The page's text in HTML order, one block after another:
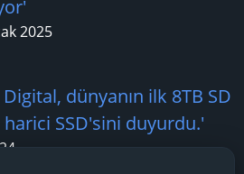
2025
dünyanın ilk 8TB SD
harici SSD'sini duyurdu.'